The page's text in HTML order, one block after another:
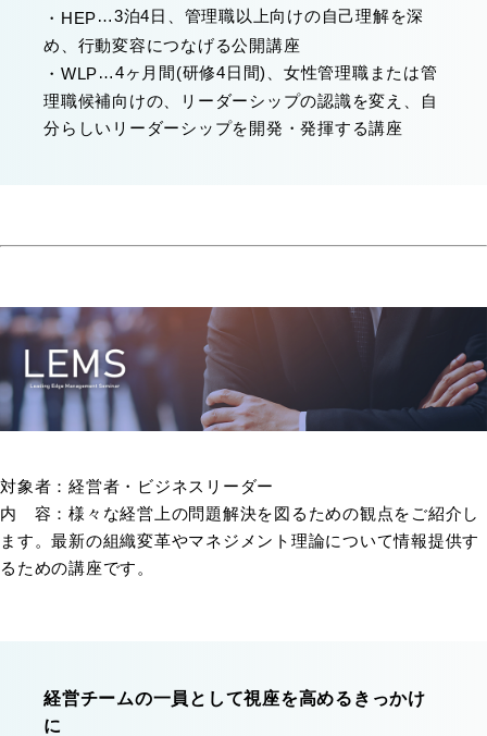
・ HEP…3泊4日、管理職以上向けの自己理解を深
め、行動変容につなげる公開講座
・ WLP…4ヶ月間(研修4日間)、女性管理職または管
理職候補向けの、リーダーシップの認識を変え、自
分らしいリーダーシップを開発・発揮する講座
対象者：経営者・ビジネスリーダー
内 容：様々な経営上の問題解決を図るための観点をご紹介し
ます。最新の組織変革やマネジメント理論について情報提供す
るための講座です。
経営チームの一員として視座を高めるきっかけ
に